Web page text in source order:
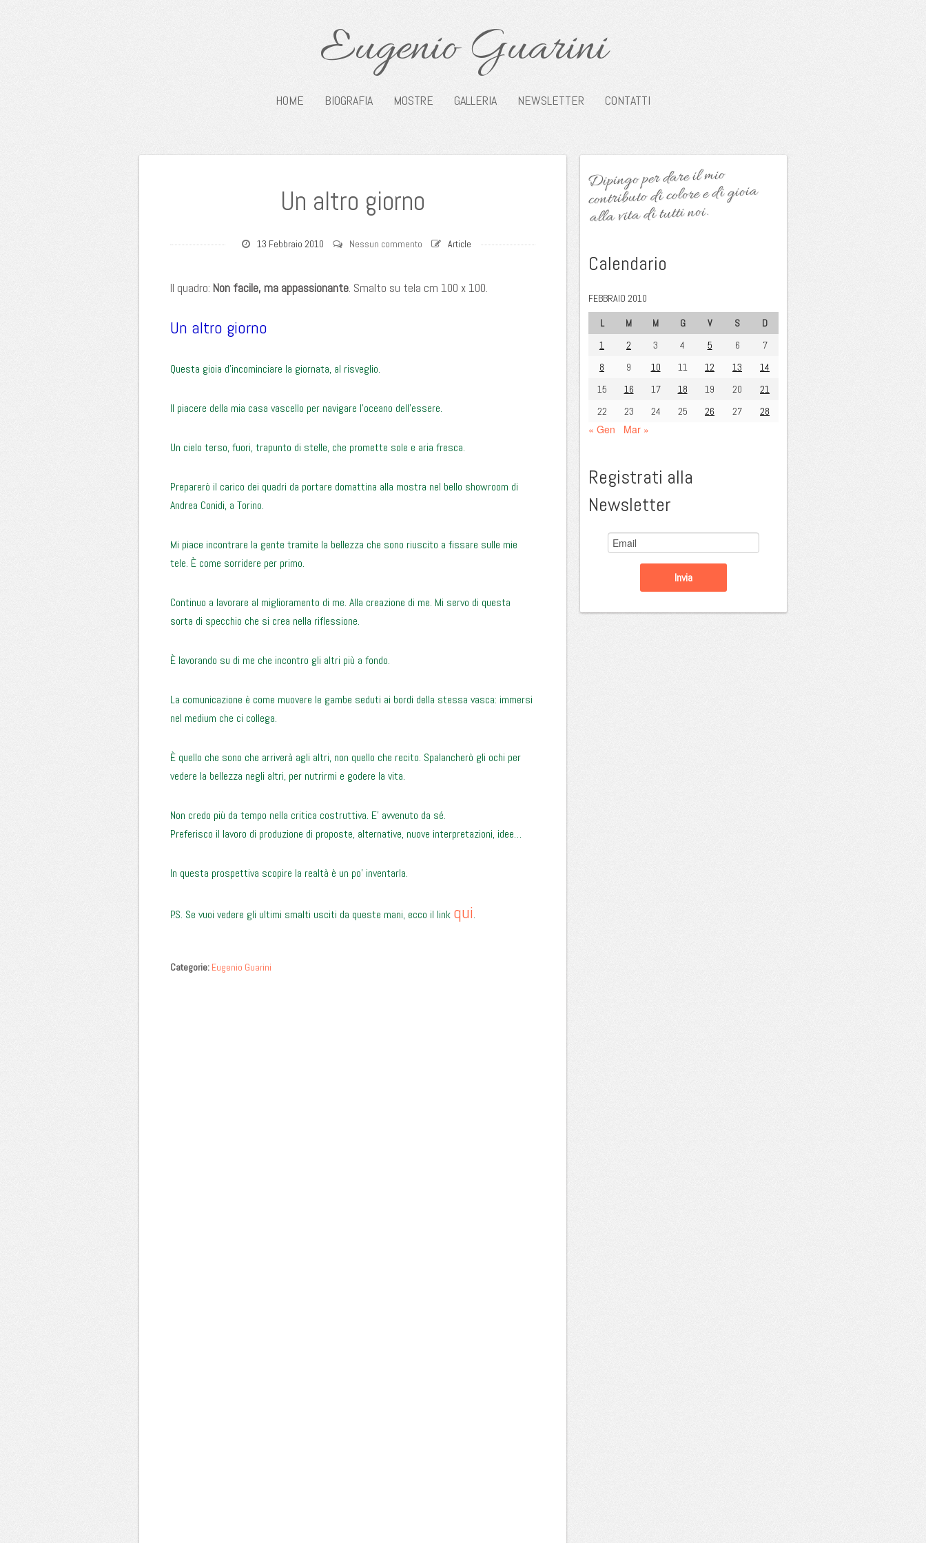
Eugenio Guarini
HOME BIOGRAFIA MOSTRE GALLERIA NEWSLETTER CONTATTI
Un altro giorno
13 Febbraio 2010 Nessun commento Article
Il quadro: Non facile, ma appassionante. Smalto su tela cm 100 x 100.
Un altro giorno
Questa gioia d’incominciare la giornata, al risveglio.
Il piacere della mia casa vascello per navigare l’oceano dell’essere.
Un cielo terso, fuori, trapunto di stelle, che promette sole e aria fresca.
Preparerò il carico dei quadri da portare domattina alla mostra nel bello showroom di
Andrea Conidi, a Torino.
Mi piace incontrare la gente tramite la bellezza che sono riuscito a fissare sulle mie
tele. È come sorridere per primo.
Continuo a lavorare al miglioramento di me. Alla creazione di me. Mi servo di questa
sorta di specchio che si crea nella riflessione.
È lavorando su di me che incontro gli altri più a fondo.
La comunicazione è come muovere le gambe seduti ai bordi della stessa vasca: immersi
nel medium che ci collega.
È quello che sono che arriverà agli altri, non quello che recito. Spalancherò gli ochi per
vedere la bellezza negli altri, per nutrirmi e godere la vita.
Non credo più da tempo nella critica costruttiva. E’ avvenuto da sé.
Preferisco il lavoro di produzione di proposte, alternative, nuove interpretazioni, idee…
In questa prospettiva scopire la realtà è un po’ inventarla.
P.S. Se vuoi vedere gli ultimi smalti usciti da queste mani, ecco il link qui.
Categorie: Eugenio Guarini
Dipingo per dare il mio
contributo di colore e di gioia
alla vita di tutti noi.
Calendario
FEBBRAIO 2010
L
M M G V S
D
1
2 3 4 5 6
7
8
9 10 11 12 13
14
15
16 17 18 19 20
21
22
23 24 25 26 27 28
« Gen Mar »
Registrati alla
Newsletter